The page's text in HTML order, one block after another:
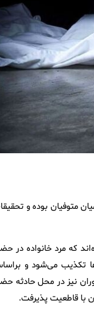
متوفیان بوده و
که مرد خانواده در
تکذیب می‌شود و
نیز در محل حادثه
با قاطعیت پذیرفت.